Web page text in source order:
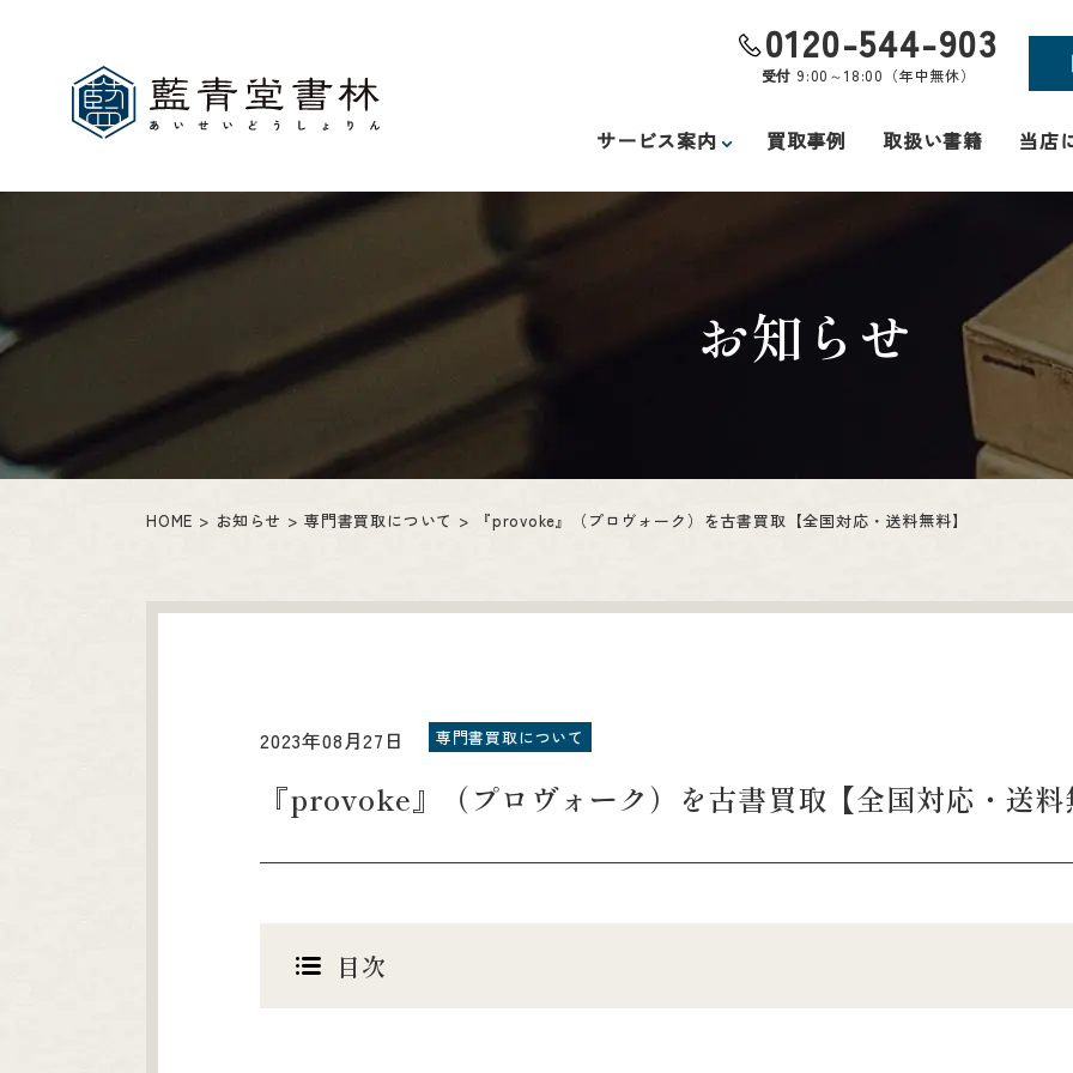
サービス案内 買取事例 取扱い書籍 当店
0120-544-903
受付 9:00～18:00（年中無休）
お知らせ
HOME お知らせ 専門書買取について 『provoke』（プロヴォーク）を古書買取【全国対応・送料無料】
2023年08月27日 専門書買取について
『provoke』（プロヴォーク）を古書買取【全国対応・送
目次